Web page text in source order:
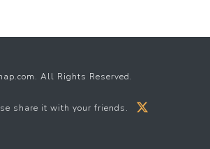
All Rights Reserved.
share it with your friends.